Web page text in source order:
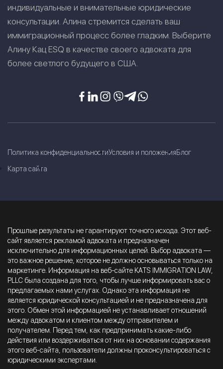
индивидуальные и внимательные юридические
консультации. Алина стремится сделать ваш
иммиграционный процесс более гладким. Выберите
Алину Кац ESQ в качестве своего адвоката для
более светлого будущего в США.
Политика конфиденциальностиУсловия и положенияБлог
Карта сайта
Прошлые результаты не гарантируют точного исхода. Этот веб-
сайт является рекламой адвоката и предназначен
исключительно для информационных целей. Выбор адвоката —
это важное решение, которое не должно основываться только на
маркетинге. Информация на веб-сайте KATS IMMIGRATION LAW,
PLLC была создана для того, чтобы лучше информировать вас о
предлагаемых нами услугах. Однако эта информация не
является юридической консультацией и не предназначена для
этого. Обмен этой информацией не устанавливает отношений
между адвокатом и клиентом между отправителем и
получателем. Перед тем, как предпринимать какие-либо
действия или воздерживаться от них на основании содержания
этого веб-сайта, пользователи должны проконсультироваться с
юридическими экспертами.